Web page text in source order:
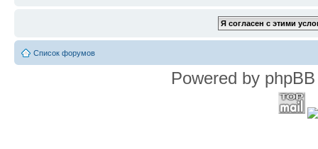
Список форумов
Powered by